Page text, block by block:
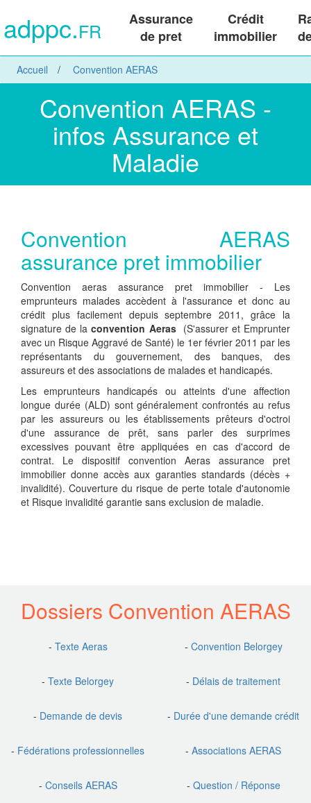
adppc.FR
Assurance
de pret
Crédit
immobilier
Accueil Convention AERAS
Convention AERAS -
infos Assurance et
Maladie
Convention AERAS
assurance pret immobilier
Convention aeras assurance pret immobilier - Les
emprunteurs malades accèdent à l'assurance et donc au
crédit plus facilement depuis septembre 2011, grâce la
signature de laconvention Aeras(S'assurer et Emprunter
avec un Risque Aggravé de Santé) le 1er février 2011 par les
représentants du gouvernement, des banques, des
assureurs et des associations de malades et handicapés.
Les emprunteurs handicapés ou atteints d'une affection
longue durée (ALD) sont généralement confrontés au refus
par les assureurs ou les établissements prêteurs d'octroi
d'une assurance de prêt, sans parler des surprimes
excessives pouvant être appliquées en cas d'accord de
contrat. Le dispositif convention Aeras assurance pret
immobilier donne accès aux garanties standards (décès +
invalidité). Couverture du risque de perte totale d'autonomie
et Risque invalidité garantie sans exclusion de maladie.
Dossiers Convention AERAS
- Texte Aeras - Convention Belorgey
- Texte Belorgey - Délais de traitement
- Demande de devis - Durée d'une demande crédit
- Fédérations professionnelles - Associations AERAS
- Conseils AERAS - Question / Réponse